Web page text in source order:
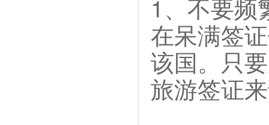
1、不要频
在呆满签
该国。只
旅游签证